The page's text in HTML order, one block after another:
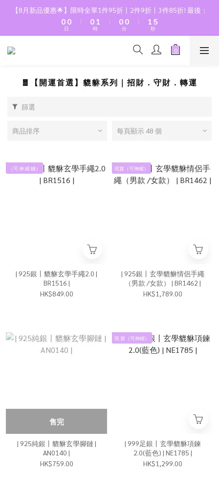
【8月新品優惠🌟】限時全單1件95折丨2件9折丨3件85折! 最後：
1
0
1
0
日
:
1
0
2
1
0
時
:
1
0
1
0
分
:
2
1
0
6
5
4
3
2
0
秒
🧧【開運首選】貔貅系列｜招財．守財．轉運
篩選
商品排序 每頁顯示 48 個
（可 伸 縮 鏈）
| 925銀丨貔貅玄學手繩2.0 |
BR1516 |
HK$849.00
現貨（可伸縮）
| 925銀丨玄學貔貅情侶手繩
（男款 /女款） | BR1462 |
HK$1,789.00
售完
| 925純銀丨貔貅玄學腳鏈 |
AN0140 |
HK$759.00
現 貨（可伸縮）
| 999足銀丨玄學貔貅項鍊
2.0(藍色) | NE1785 |
HK$1,299.00